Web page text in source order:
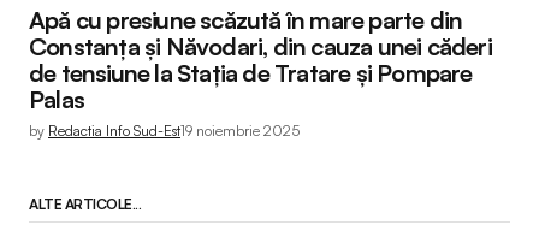
Apă cu presiune scăzută în mare parte din
Constanța și Năvodari, din cauza unei căderi
de tensiune la Stația de Tratare și Pompare
Palas
by Redactia Info Sud-Est19 noiembrie 2025
ALTE ARTICOLE...